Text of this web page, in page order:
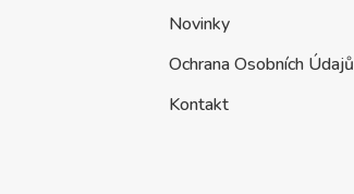
Novinky
Ochrana Osobních Údajů
Kontakt